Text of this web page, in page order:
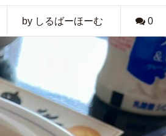
by しるばーほーむ 0